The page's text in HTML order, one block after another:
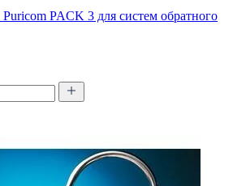
PACK 3 для систем обратного